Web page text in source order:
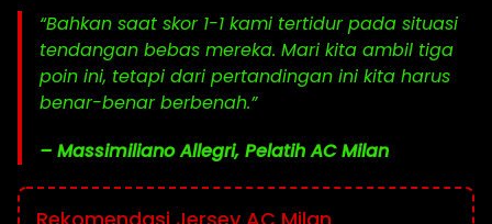
“Bahkan saat skor 1-1 kami tertidur pada situasi
tendangan bebas mereka. Mari kita ambil tiga
poin ini, tetapi dari pertandingan ini kita harus
benar-benar berbenah.”
– Massimiliano Allegri, Pelatih AC Milan